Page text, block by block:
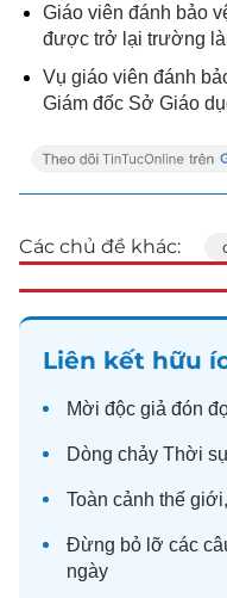
Giáo viên đánh bảo
được trở lại trường
Vụ giáo viên đánh
Giám đốc Sở Giáo
Các chủ đề khác:
Liên kết hữu
Mời độc giả đón
Dòng chảy Thời
Toàn cảnh thế giới
Đừng bỏ lỡ các
ngày